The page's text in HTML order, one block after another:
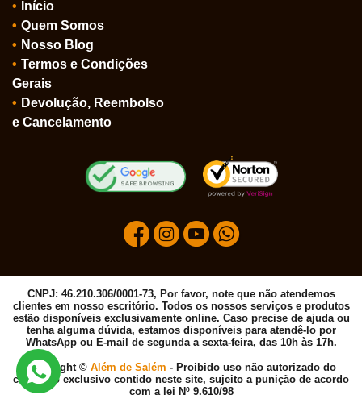
Início
Quem Somos
Nosso Blog
Termos e Condições
Gerais
Devolução, Reembolso
e Cancelamento
CNPJ: 46.210.306/0001-73, Por favor, note que não atendemos
clientes em nosso escritório. Todos os nossos serviços e produtos
estão disponíveis exclusivamente online. Caso precise de ajuda ou
tenha alguma dúvida, estamos disponíveis para atendê-lo por
WhatsApp ou E-mail de segunda a sexta-feira, das 10h às 17h.
Copyright © Além de Salém - Proibido uso não autorizado do
conteúdo exclusivo contido neste site, sujeito a punição de acordo
com a lei Nº 9.610/98